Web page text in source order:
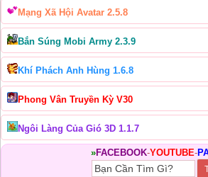
Mạng Xã Hội Avatar 2.5.8
Bắn Súng Mobi Army 2.3.9
Khí Phách Anh Hùng 1.6.8
Phong Vân Truyền Kỳ V30
Ngôi Làng Của Gió 3D 1.1.7
»FACEBOOK-YOUTUBE-